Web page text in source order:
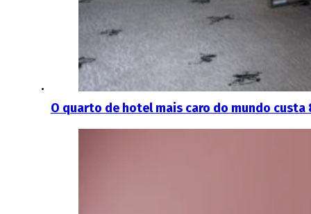
O quarto de hotel mais caro do mundo custa